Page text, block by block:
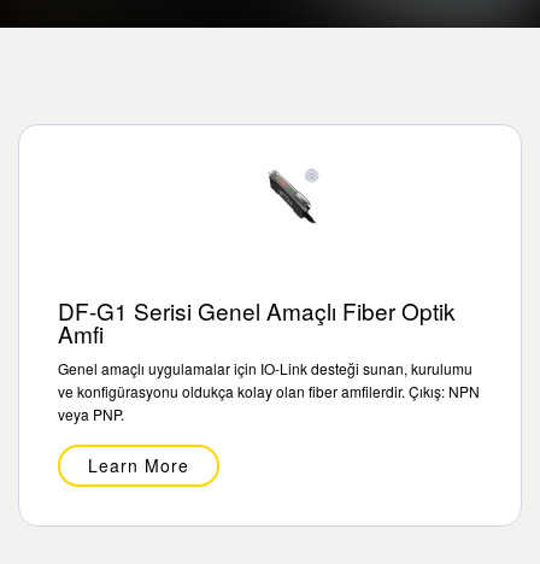
AKSESUARLAR
Dönüştürücüler
Cordsets
YAZILIM
İLGİLİ BAĞLANTILAR
Washdown
DF-G1 Serisi Genel Amaçlı Fiber Optik
Amfi
Genel amaçlı uygulamalar için IO-Link desteği sunan, kurulumu
ve konfigürasyonu oldukça kolay olan fiber amfilerdir. Çıkış: NPN
veya PNP.
Learn More